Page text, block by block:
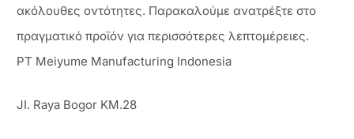
ακόλουθες οντότητες. Παρακαλούμε ανατρέξτε στο
πραγματικό προϊόν για περισσότερες λεπτομέρειες.
PT Meiyume Manufacturing Indonesia
JI. Raya Bogor KM.28